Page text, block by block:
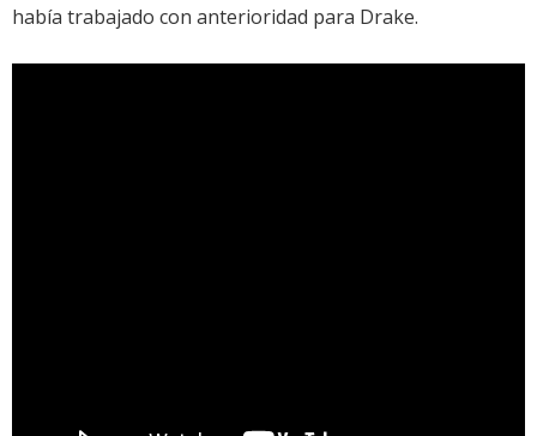
había trabajado con anterioridad para Drake.